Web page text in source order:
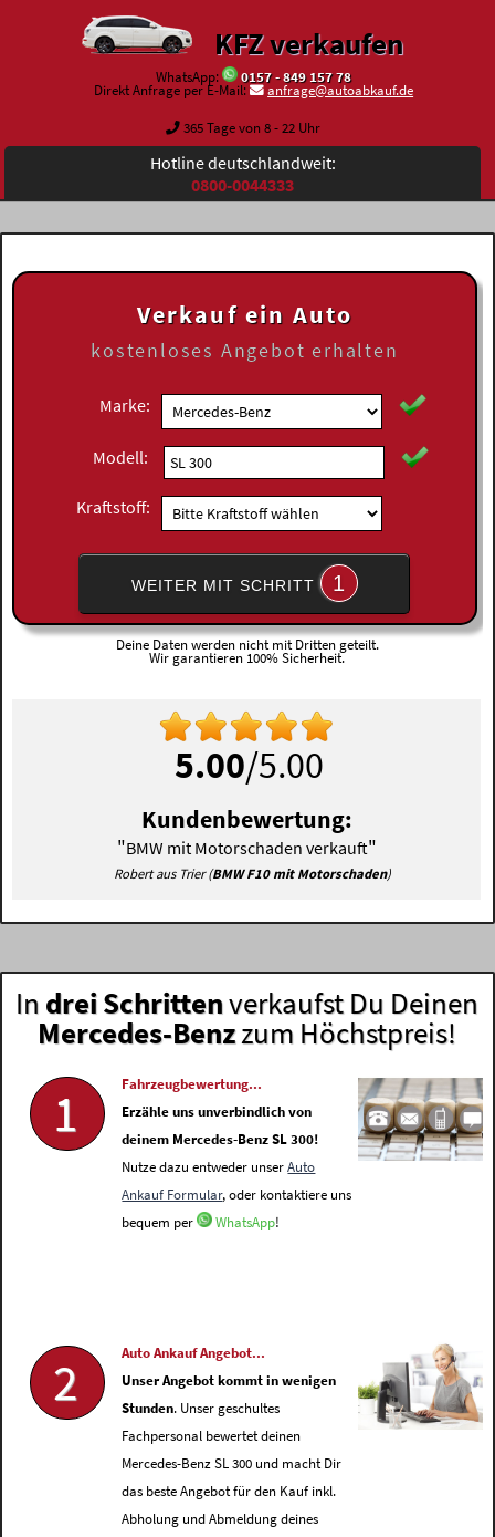
KFZ verkaufen
WhatsApp:
0157 - 849 157 78
Direkt Anfrage per E-Mail:
anfrage@autoabkauf.de
365 Tage von 8 - 22 Uhr
Hotline deutschlandweit:
0800-0044333
Verkauf ein Auto
kostenloses Angebot erhalten
Marke:
Modell:
Kraftstoff:
WEITER MIT SCHRITT 1
Deine Daten werden nicht mit Dritten geteilt.
Wir garantieren 100% Sicherheit.
5.00/5.00
Kundenbewertung:
"BMW mit Motorschaden verkauft"
Robert aus Trier (BMW F10 mit Motorschaden)
In drei Schrittenverkaufst Du Deinen
Mercedes-Benzzum Höchstpreis!
1
Fahrzeugbewertung...
Erzähle uns unverbindlich von
deinem Mercedes-Benz SL 300!
Nutze dazu entweder unserAuto
Ankauf Formular, oder kontaktiere uns
bequem per
WhatsApp!
2
Auto Ankauf Angebot...
Unser Angebot kommt in wenigen
Stunden. Unser geschultes
Fachpersonal bewertet deinen
Mercedes-Benz SL 300 und macht Dir
das beste Angebot für den Kauf inkl.
Abholung und Abmeldung deines